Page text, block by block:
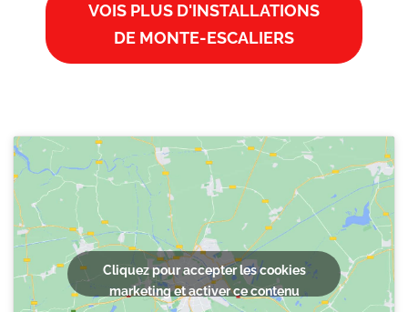
VOIS PLUS D'INSTALLATIONS
DE MONTE-ESCALIERS
Cliquez pour accepter les cookies
marketing et activer ce contenu